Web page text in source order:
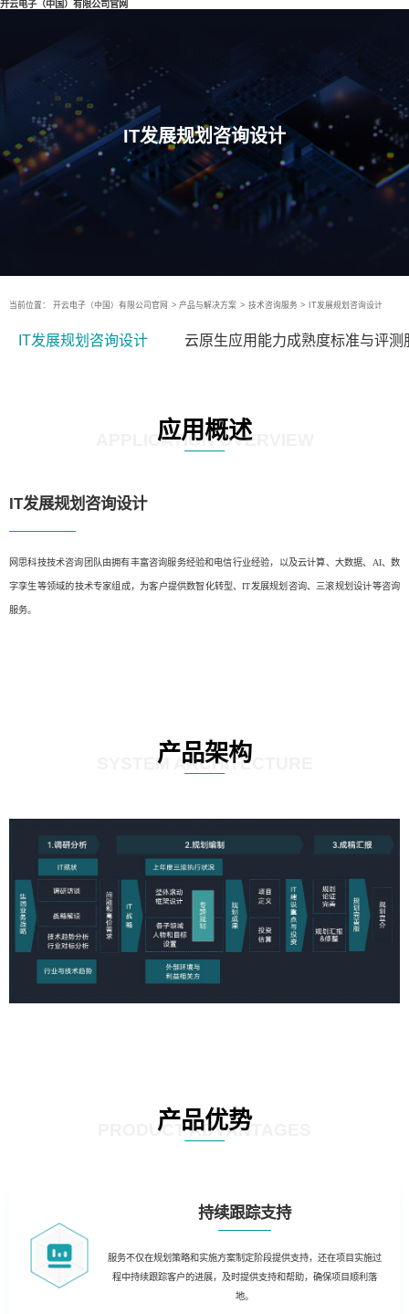
开云电子（中国）有限公司官网
IT发展规划咨询设计
当前位置： 开云电子（中国）有限公司官网 > 产品与解决方案 > 技术咨询服务 > IT发展规划咨询设计
IT发展规划咨询设计 云原生应用能力成熟度标准与评测
应用概述
APPLICATION OVERVIEW
IT发展规划咨询设计
网思科技技术咨询团队由拥有丰富咨询服务经验和电信行业经验，以及云计算、大数据、AI、数
字孪生等领域的技术专家组成，为客户提供数智化转型、IT发展规划咨询、三滚规划设计等咨询
服务。
产品架构
SYSTEM ARCHITECTURE
产品优势
PRODUCT ADVANTAGES
持续跟踪支持
服务不仅在规划策略和实施方案制定阶段提供支持，还在项目实施过
程中持续跟踪客户的进展，及时提供支持和帮助，确保项目顺利落
地。